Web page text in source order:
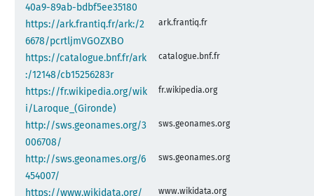
40a9-89ab-bdbf5ee35180
https://ark.frantiq.fr/ark:/2
6678/pcrtljmVGOZXBO
ark.frantiq.fr
https://catalogue.bnf.fr/ark
:/12148/cb15256283r
catalogue.bnf.fr
https://fr.wikipedia.org/wik
i/Laroque_(Gironde)
fr.wikipedia.org
http://sws.geonames.org/3
006708/
sws.geonames.org
http://sws.geonames.org/6
454007/
sws.geonames.org
https://www.wikidata.org/
www.wikidata.org